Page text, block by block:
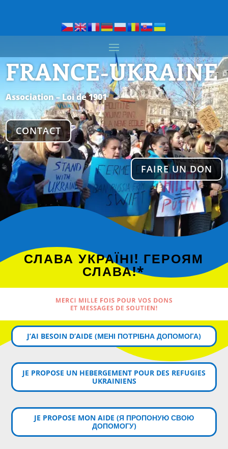
FRANCE-UKRAINE
Association – Loi de 1901
CONTACT
FAIRE UN DON
СЛАВА УКРАЇНІ! ГЕРОЯМ
СЛАВА!*
MERCI MILLE FOIS POUR VOS DONS
ET MESSAGES DE SOUTIEN!
J’AI BESOIN D’AIDE (MЕНІ ПОТРІБНА ДОПОМОГА)
JE PROPOSE UN HEBERGEMENT POUR DES REFUGIES
UKRAINIENS
JE PROPOSE MON AIDE (Я ПРОПОНУЮ СВОЮ
ДОПОМОГУ)